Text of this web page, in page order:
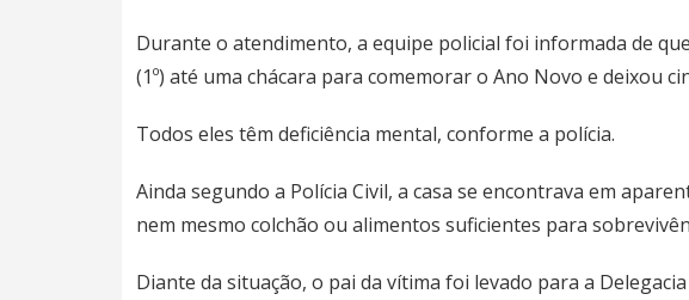
Durante o atendimento, a equipe policial foi informada de
(1º) até uma chácara para comemorar o Ano Novo e deixou
Todos eles têm deficiência mental, conforme a polícia.
Ainda segundo a Polícia Civil, a casa se encontrava em
nem mesmo colchão ou alimentos suficientes para
Diante da situação, o pai da vítima foi levado para a